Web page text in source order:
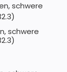
schwere